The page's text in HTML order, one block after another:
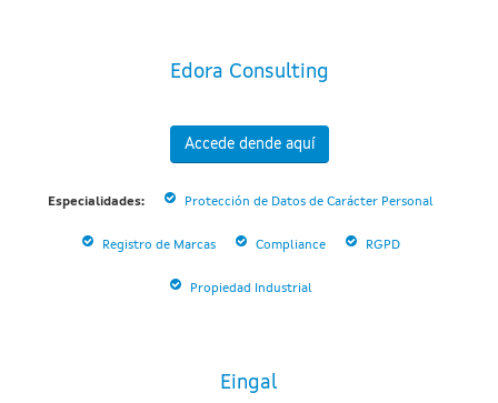
Edora Consulting
Accede dende aquí
Especialidades: Protección de Datos de Carácter Personal
Registro de Marcas Compliance RGPD
Propiedad Industrial
Eingal